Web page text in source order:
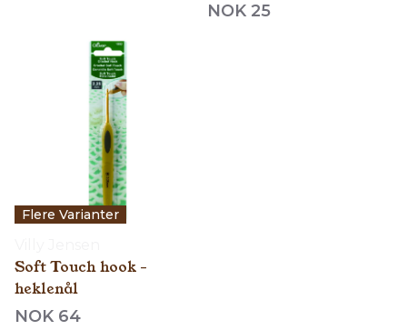
NOK 25
Flere Varianter
Soft Touch hook -
heklenål
NOK 64